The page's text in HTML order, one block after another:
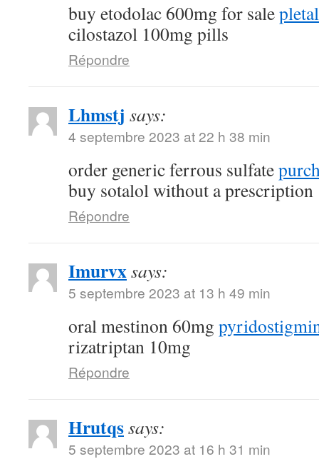
buy etodolac 600mg for sale
cilostazol 100mg pills
Répondre
Lhmstj says:
4 septembre 2023 at 22 h 38 min
order generic ferrous sulfate
buy sotalol without a prescription
Répondre
Imurvxsays:
5 septembre 2023 at 13 h 49 min
oral mestinon 60mg
rizatriptan 10mg
Répondre
Hrutqssays:
5 septembre 2023 at 16 h 31 min